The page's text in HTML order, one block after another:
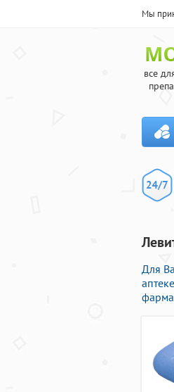
Мы
все
Для